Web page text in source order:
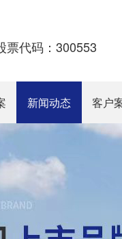
票代码：300553
新闻动态 客户